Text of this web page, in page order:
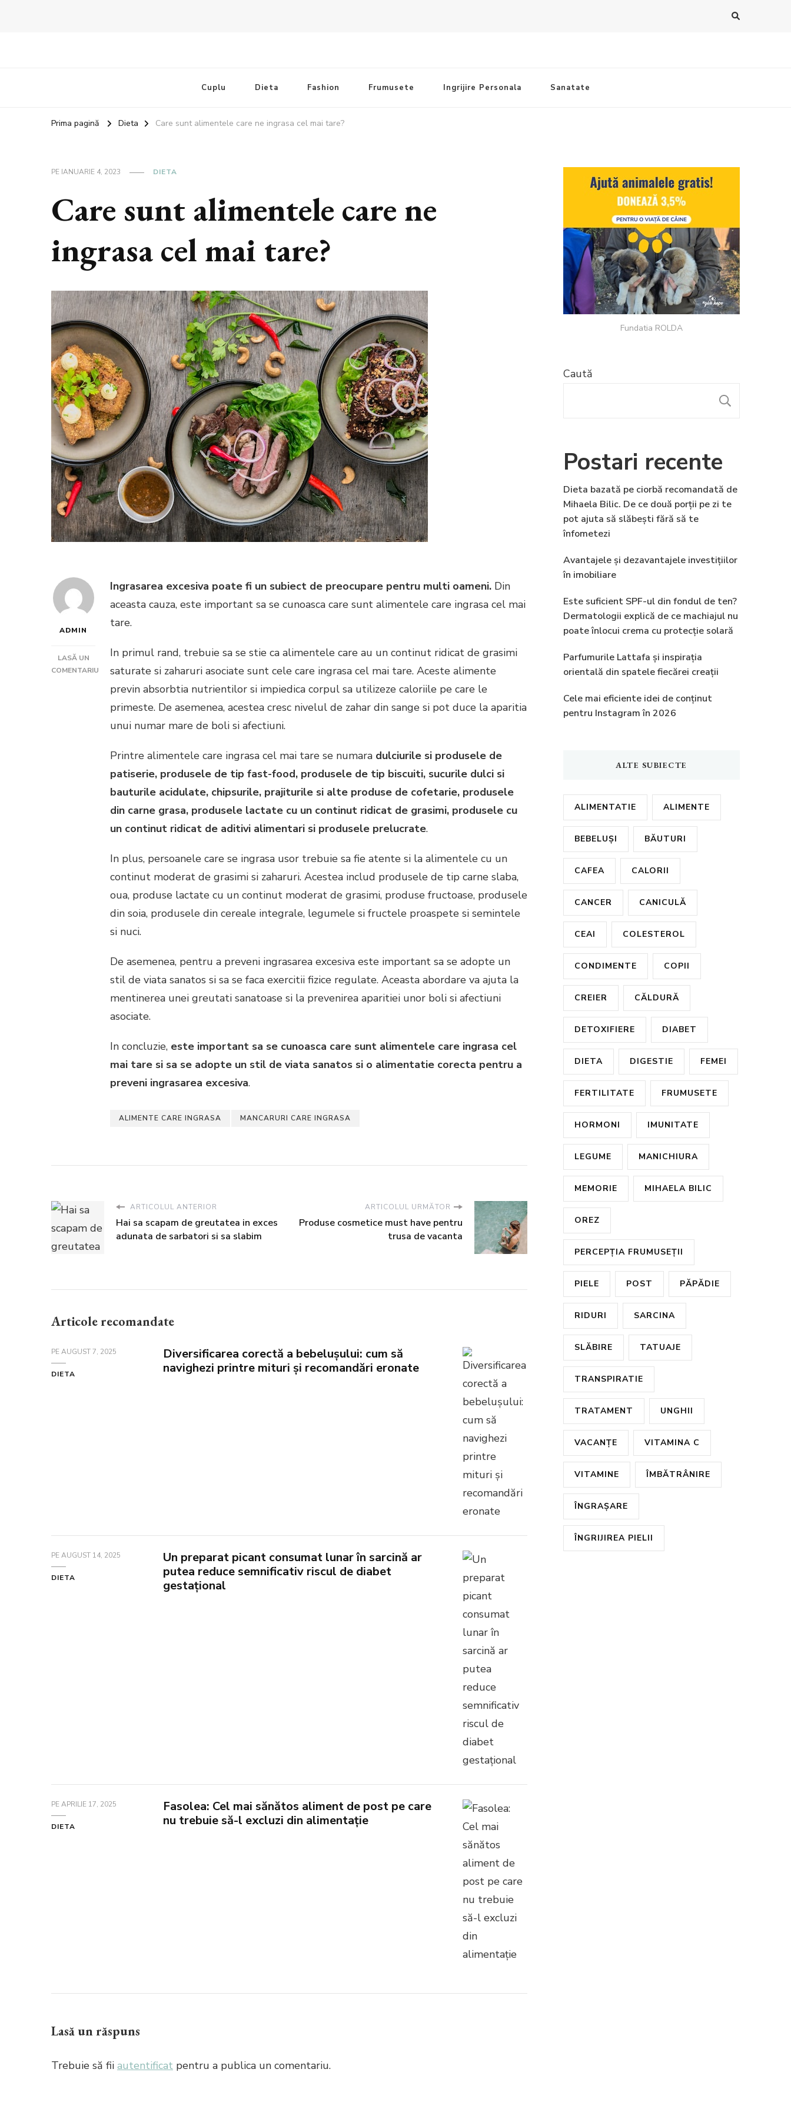
Cuplu Dieta Fashion Frumusete Ingrijire Personala Sanatate
Prima pagină Dieta Care sunt alimentele care ne ingrasa cel mai tare?
PE IANUARIE 4, 2023 DIETA
Care sunt alimentele care ne
ingrasa cel mai tare?
ADMIN
LASĂ UN
COMENTARIU
Ingrasarea excesiva poate fi un subiect de preocupare pentru multi oameni. Din
aceasta cauza, este important sa se cunoasca care sunt alimentele care ingrasa cel mai
tare.
In primul rand, trebuie sa se stie ca alimentele care au un continut ridicat de grasimi
saturate si zaharuri asociate sunt cele care ingrasa cel mai tare. Aceste alimente
previn absorbtia nutrientilor si impiedica corpul sa utilizeze caloriile pe care le
primeste. De asemenea, acestea cresc nivelul de zahar din sange si pot duce la aparitia
unui numar mare de boli si afectiuni.
Printre alimentele care ingrasa cel mai tare se numara dulciurile si produsele de
patiserie, produsele de tip fast-food, produsele de tip biscuiti, sucurile dulci si
bauturile acidulate, chipsurile, prajiturile si alte produse de cofetarie, produsele
din carne grasa, produsele lactate cu un continut ridicat de grasimi, produsele cu
un continut ridicat de aditivi alimentari si produsele prelucrate.
In plus, persoanele care se ingrasa usor trebuie sa fie atente si la alimentele cu un
continut moderat de grasimi si zaharuri. Acestea includ produsele de tip carne slaba,
oua, produse lactate cu un continut moderat de grasimi, produse fructoase, produsele
din soia, produsele din cereale integrale, legumele si fructele proaspete si semintele
si nuci.
De asemenea, pentru a preveni ingrasarea excesiva este important sa se adopte un
stil de viata sanatos si sa se faca exercitii fizice regulate. Aceasta abordare va ajuta la
mentinerea unei greutati sanatoase si la prevenirea aparitiei unor boli si afectiuni
asociate.
In concluzie, este important sa se cunoasca care sunt alimentele care ingrasa cel
mai tare si sa se adopte un stil de viata sanatos si o alimentatie corecta pentru a
preveni ingrasarea excesiva.
ALIMENTE CARE INGRASA MANCARURI CARE INGRASA
ARTICOLUL ANTERIOR
Hai sa scapam de greutatea in exces
adunata de sarbatori si sa slabim
ARTICOLUL URMĂTOR
Produse cosmetice must have pentru
trusa de vacanta
Articole recomandate
PEAUGUST 7, 2025
DIETA
Diversificarea corectă a bebelușului: cum să
navighezi printre mituri și recomandări eronate
PEAUGUST 14, 2025
DIETA
Un preparat picant consumat lunar în sarcină ar
putea reduce semnificativ riscul de diabet
gestațional
PEAPRILIE 17, 2025
DIETA
Fasolea: Cel mai sănătos aliment de post pe care
nu trebuie să-l excluzi din alimentație
Lasă un răspuns
Trebuie să fii autentificat pentru a publica un comentariu.
Fundatia ROLDA
Caută
Postari recente
Dieta bazată pe ciorbă recomandată de
Mihaela Bilic. De ce două porții pe zi te
pot ajuta să slăbești fără să te
înfometezi
Avantajele și dezavantajele investițiilor
în imobiliare
Este suficient SPF-ul din fondul de ten?
Dermatologii explică de ce machiajul nu
poate înlocui crema cu protecție solară
Parfumurile Lattafa și inspirația
orientală din spatele fiecărei creații
Cele mai eficiente idei de conținut
pentru Instagram în 2026
ALTE SUBIECTE
ALIMENTATIE ALIMENTE
BEBELUȘI BĂUTURI
CAFEA CALORII
CANCER CANICULĂ
CEAI COLESTEROL
CONDIMENTE COPII
CREIER CĂLDURĂ
DETOXIFIERE DIABET
DIETA DIGESTIE FEMEI
FERTILITATE FRUMUSETE
HORMONI IMUNITATE
LEGUME MANICHIURA
MEMORIE MIHAELA BILIC
OREZ
PERCEPȚIA FRUMUSEȚII
PIELE POST PĂPĂDIE
RIDURI SARCINA
SLĂBIRE TATUAJE
TRANSPIRATIE
TRATAMENT UNGHII
VACANȚE VITAMINA C
VITAMINE ÎMBĂTRÂNIRE
ÎNGRAȘARE
ÎNGRIJIREA PIELII